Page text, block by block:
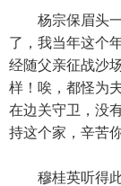
杨宗保眉头一
了，我当年这个
经随父亲征战沙
样！唉，都怪为
在边关守卫，没
持这个家，辛苦
穆桂英听得此